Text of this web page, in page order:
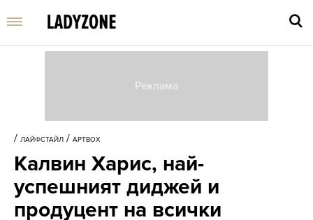
/ ЛАЙФСТАЙЛ / АРТBOX
Калвин Харис, най-
успешният диджей и
продуцент на всички